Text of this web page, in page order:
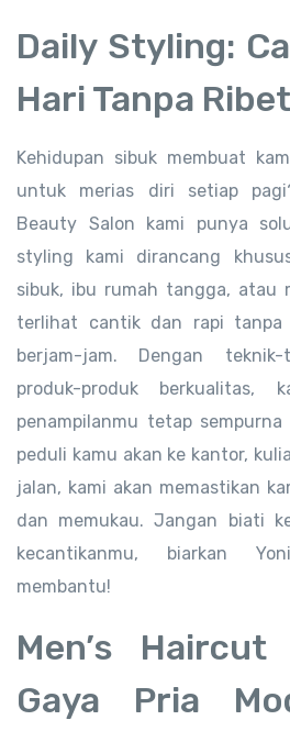
Daily Styling:
Hari Tanpa Ribet
Kehidupan sibuk membuat
untuk merias diri setiap
Beauty Salon kami punya
styling kami dirancang
sibuk, ibu rumah tangga, atau
terlihat cantik dan rapi tanpa
berjam-jam. Dengan
produk-produk berkualitas,
penampilanmu tetap
peduli kamu akan ke kantor,
jalan, kami akan memastikan
dan memukau. Jangan biati
kecantikanmu, biarkan
membantu!
Men’s
Gaya Pria